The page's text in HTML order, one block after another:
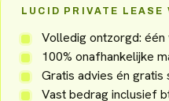
LUCID PRIVATE LEASE
Volledig ontzorgd:
100% onafhankelijke
Gratis advies én
Vast bedrag inclusief